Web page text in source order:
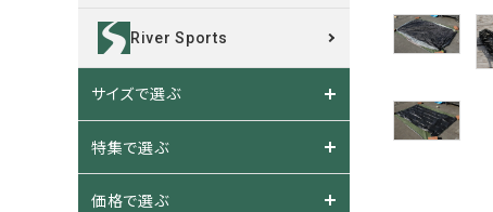
River Sports
サイズで選ぶ
特集で選ぶ
価格で選ぶ